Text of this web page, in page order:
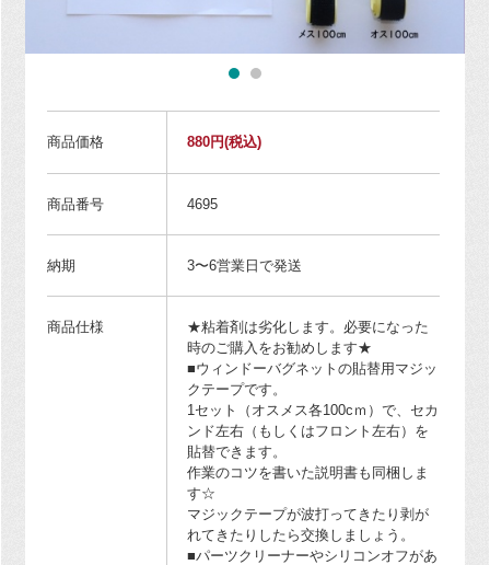
商品価格 880円(税込)
商品番号 4695
納期 3〜6営業日で発送
商品仕様
★粘着剤は劣化します。必要になった
時のご購入をお勧めします★
■ウィンドーバグネットの貼替用マジッ
クテープです。
1セット（オスメス各100cｍ）で、セカ
ンド左右（もしくはフロント左右）を
貼替できます。
作業のコツを書いた説明書も同梱しま
す☆
マジックテープが波打ってきたり剥が
れてきたりしたら交換しましょう。
■パーツクリーナーやシリコンオフがあ